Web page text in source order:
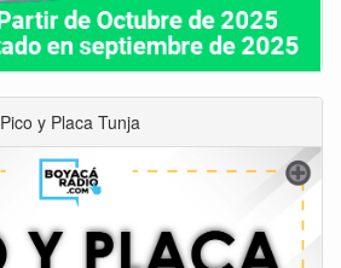
Pico y Placa Tunja